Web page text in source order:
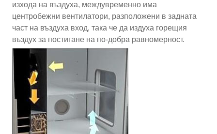
изхода на въздуха, междувременно има
центробежни вентилатори, разположени в задната
част на въздуха вход, така че да издуха горещия
въздух за постигане на по-добра равномерност.